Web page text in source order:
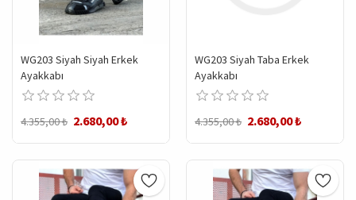
WG203 Siyah Siyah Erkek
Ayakkabı
4.355,00 ₺ 2.680,00 ₺
WG203 Siyah Taba Erkek
Ayakkabı
4.355,00 ₺ 2.680,00 ₺